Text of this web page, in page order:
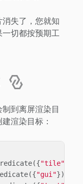
失了，您就知
切都按预期工
到离屏渲染目
渲染目标：
({"tile"
({"gui"})